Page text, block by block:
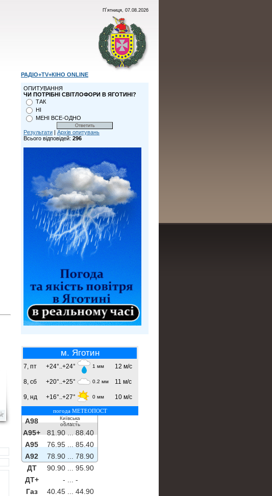
П`ятниця, 07.08.2026
РАДІО+TV+КІНО ONLINE
ОПИТУВАННЯ
ЧИ ПОТРІБНІ СВІТЛОФОРИ В ЯГОТИНІ?
ТАК
НІ
МЕНІ ВСЕ-ОДНО
Результати | Архів опитувань
Всього відповідей: 296
м. Яготин
7, пт +24°..+24° 1 мм 12 м/с
8, сб +20°..+25° 0.2 мм 11 м/с
9, нд +16°..+27° 0 мм 10 м/с
погода МЕТЕОПОСТ
Київська
область
A98 - ...-
A95+
81.90 ...
88.40
A95
76.95 ...
85.40
A92
78.90 ...
78.90
ДТ
90.90 ...
95.90
ДТ+
- ...
-
Газ
40.45 ... 44.90